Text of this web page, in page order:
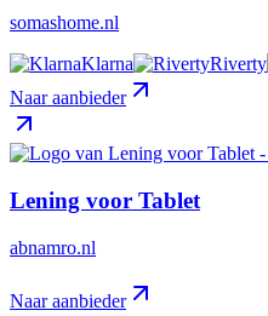
somashome.nl
Klarna
Riverty
Naar aanbieder
Lening voor Tablet
abnamro.nl
Naar aanbieder